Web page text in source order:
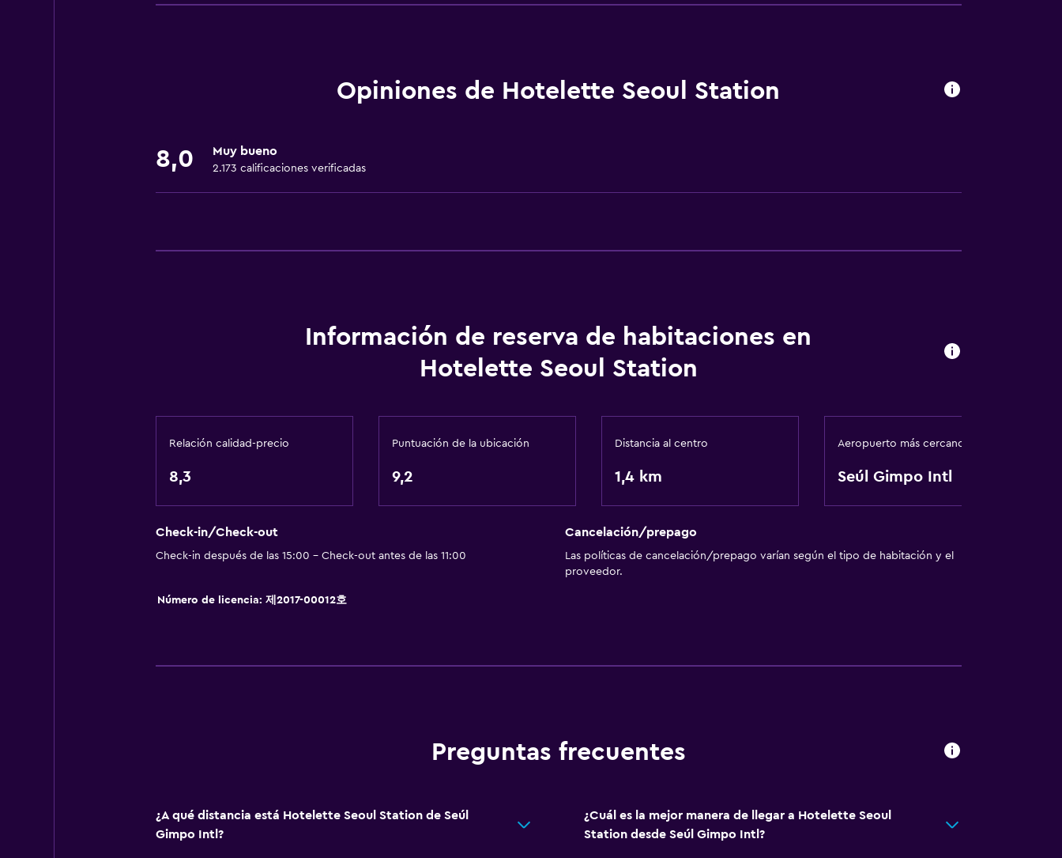
Wifi gratis
Calefacción
Cámaras CCTV en el exterior
Botiquín de primeros auxilios
Aseo
Nevera
Sistema de entretenimiento
Accesibilidad y adecuación
Para no fumadores
General
Habitaciones insonorizadas
Zona de trabajo
Escritorio
Servicios y facilidades
Recepción 24 horas
Opiniones de Hotelette Seoul Station
8,0 Muy bueno
2.173 calificaciones verificadas
Información de reserva de habitaciones en
Hotelette Seoul Station
Relación calidad-precio
8,3
Puntuación de la ubicación
9,2
Distancia al centro
1,4 km
Aeropuerto más cercano
Seúl Gimpo Intl
Check-in/Check-out
Check-in después de las 15:00 - Check-out antes de las 11:00
Cancelación/prepago
Las políticas de cancelación/prepago varían según el tipo de habitación y el
proveedor.
Número de licencia: 제2017-00012호
Preguntas frecuentes
¿A qué distancia está Hotelette Seoul Station de Seúl
Gimpo Intl?
¿Cuál es la mejor manera de llegar a Hotelette Seoul
Station desde Seúl Gimpo Intl?